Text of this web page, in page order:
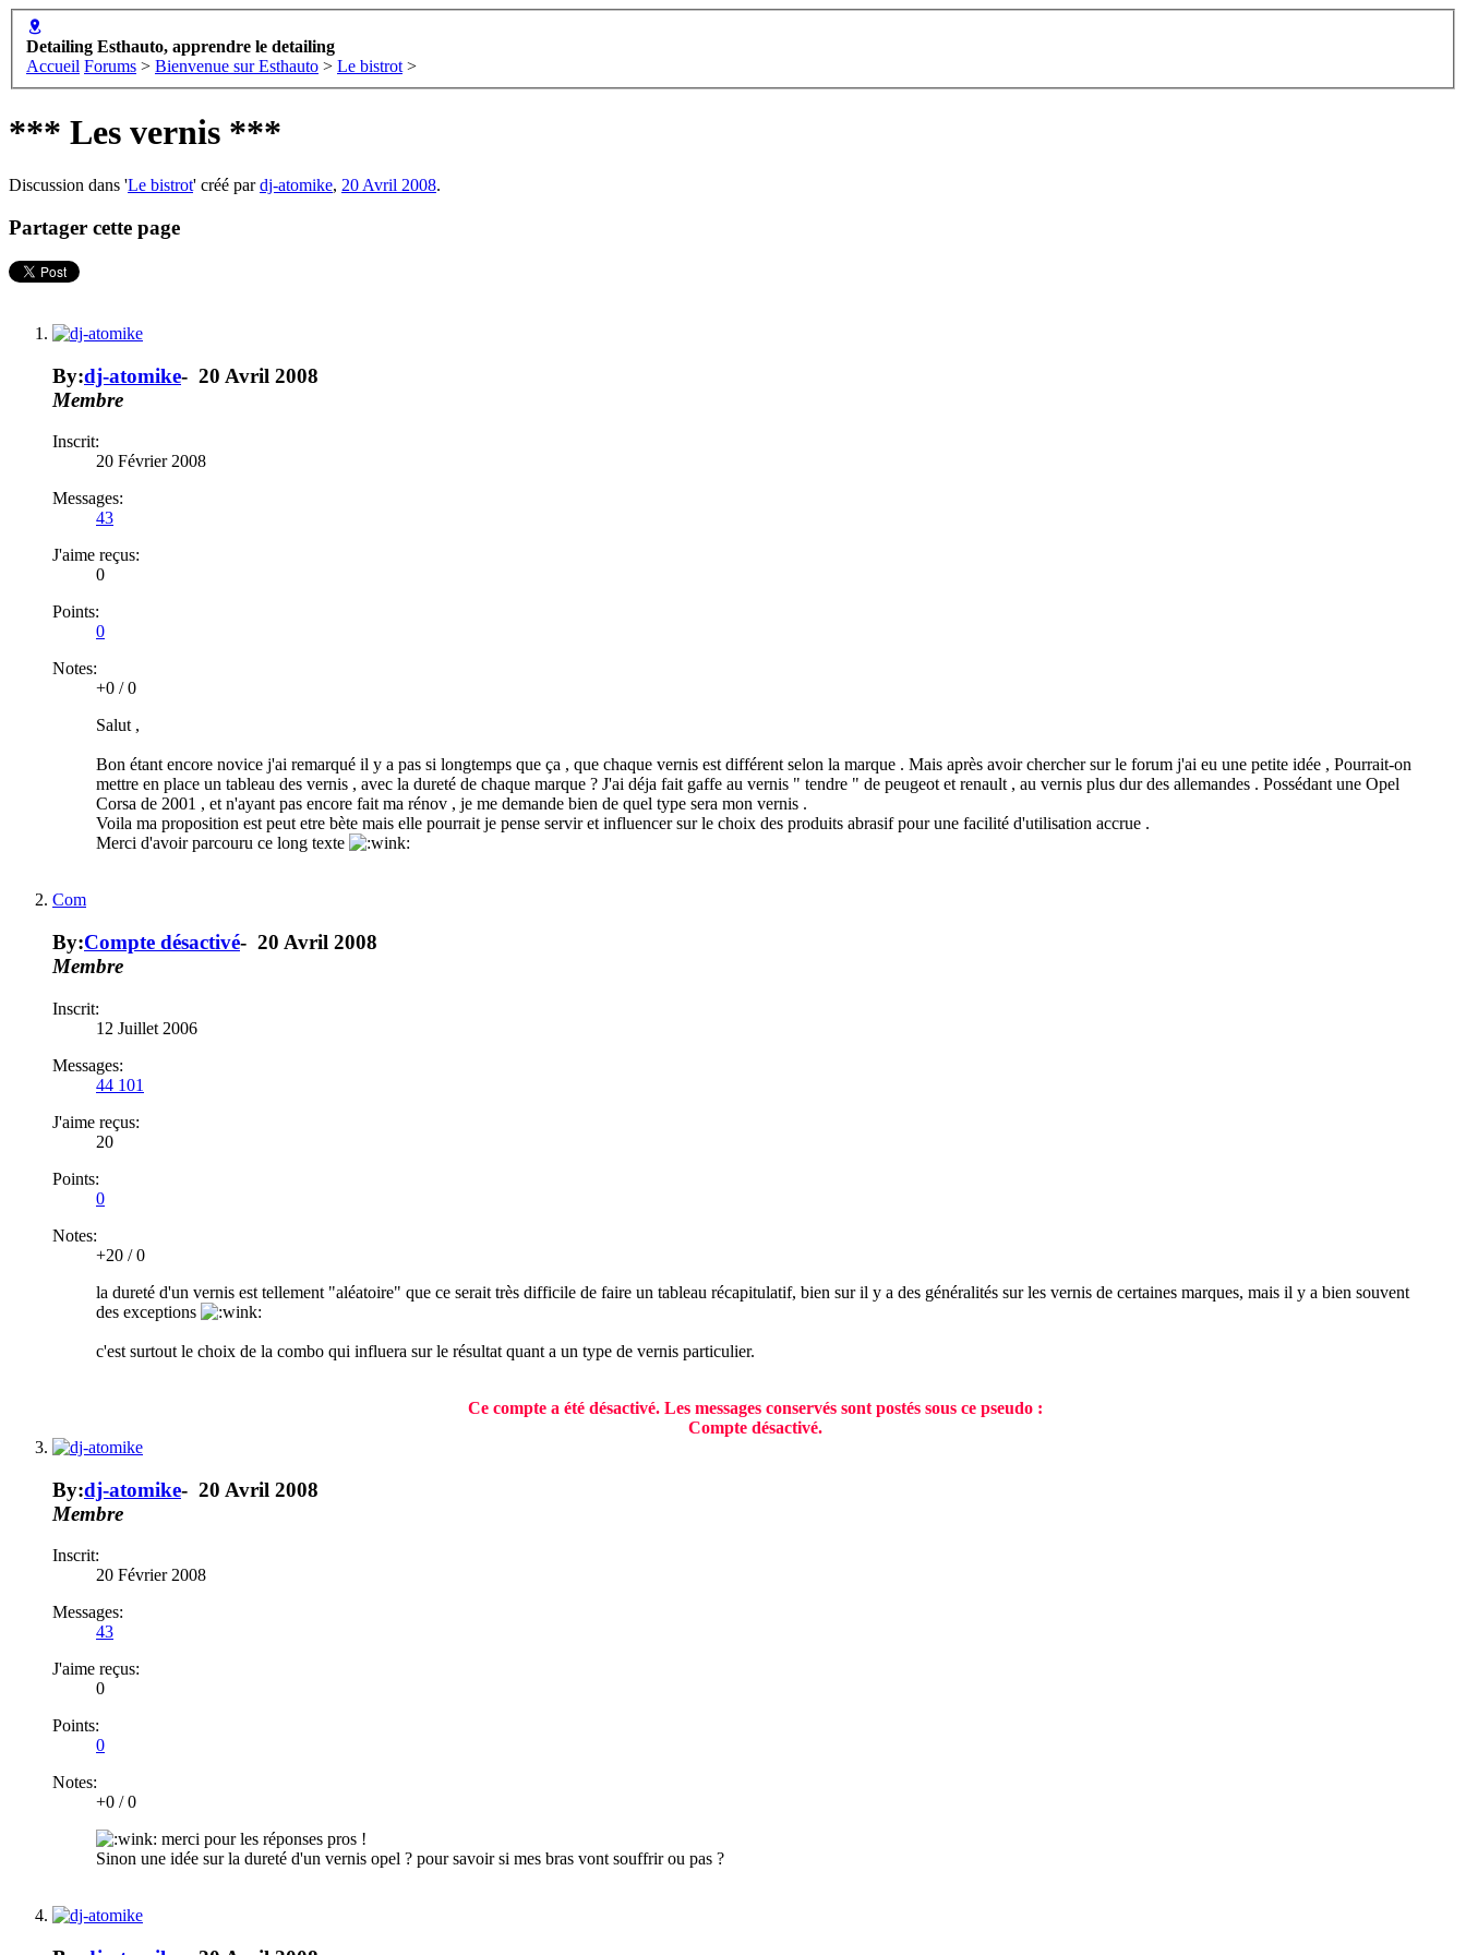
Detailing Esthauto, apprendre le detailing
Accueil Forums > Bienvenue sur Esthauto > Le bistrot >
*** Les vernis ***
Discussion dans 'Le bistrot' créé pardj-atomike, 20 Avril 2008.
Partager cette page
By:dj-atomike- 20 Avril 2008
Membre
Inscrit:
20 Février 2008
Messages:
43
J'aime reçus:
0
Points:
0
Notes:
+0 /0
Salut ,
Bon étant encore novice j'ai remarqué il y a pas si longtemps que ça , que chaque vernis est différent selon la marque . Mais après avoir chercher sur le forum j'ai eu une petite idée , Pourrait-on
mettre en place un tableau des vernis , avec la dureté de chaque marque ? J'ai déja fait gaffe au vernis " tendre " de peugeot et renault , au vernis plus dur des allemandes . Possédant une Opel
Corsa de 2001 , et n'ayant pas encore fait ma rénov , je me demande bien de quel type sera mon vernis .
Voila ma proposition est peut etre bète mais elle pourrait je pense servir et influencer sur le choix des produits abrasif pour une facilité d'utilisation accrue .
Merci d'avoir parcouru ce long texte
Com
By:Compte désactivé- 20 Avril 2008
Membre
Inscrit:
12 Juillet 2006
Messages:
44 101
J'aime reçus:
20
Points:
0
Notes:
+20 /0
la dureté d'un vernis est tellement "aléatoire" que ce serait très difficile de faire un tableau récapitulatif, bien sur il y a des généralités sur les vernis de certaines marques, mais il y a bien souvent
des exceptions
c'est surtout le choix de la combo qui influera sur le résultat quant a un type de vernis particulier.
Ce compte a été désactivé. Les messages conservés sont postés sous ce pseudo :
Compte désactivé.​
By:dj-atomike- 20 Avril 2008
Membre
Inscrit:
20 Février 2008
Messages:
43
J'aime reçus:
0
Points:
0
Notes:
+0 /0
merci pour les réponses pros !
Sinon une idée sur la dureté d'un vernis opel ? pour savoir si mes bras vont souffrir ou pas ?